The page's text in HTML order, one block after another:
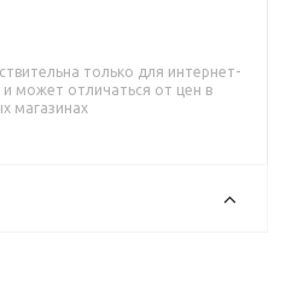
только для интернет-
и может отличаться от цен в
магазинах